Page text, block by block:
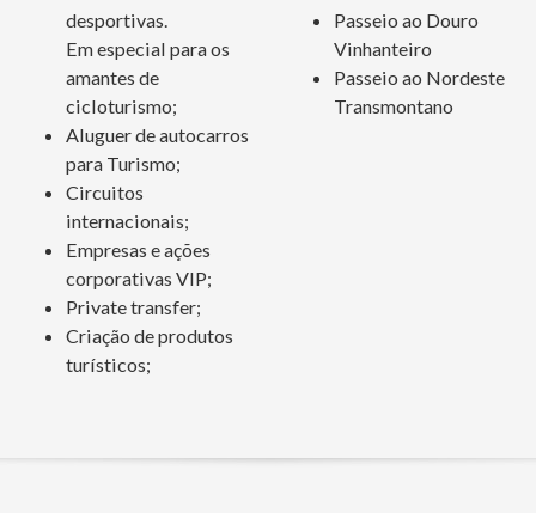
desportivas.
Em especial para os
amantes de
cicloturismo;
Aluguer de autocarros
para Turismo;
Circuitos
internacionais;
Empresas e ações
corporativas VIP;
Private transfer;
Criação de produtos
turísticos;
Passeio ao Douro
Vinhanteiro
Passeio ao Nordeste
Transmontano